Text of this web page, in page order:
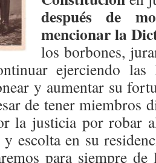
después de
mencionar la
los borbones,
ejerciendo
y aumentar su
de tener miembros
la justicia por robar
escolta en su
para siempre de